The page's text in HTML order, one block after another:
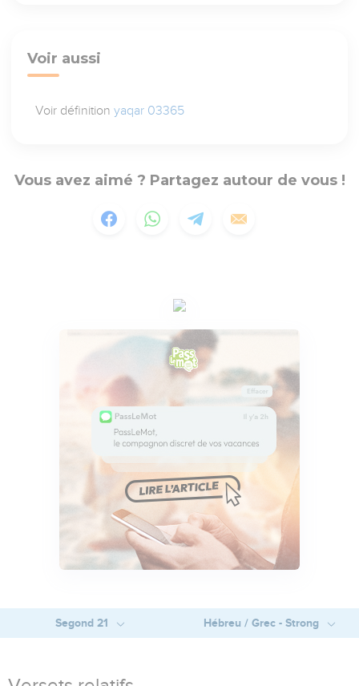
Voir aussi
Voir définitionyaqar 03365
Vous avez aimé ? Partagez autour de vous !
Segond 21 Hébreu / Grec - Strong